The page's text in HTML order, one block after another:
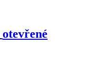
otevřené